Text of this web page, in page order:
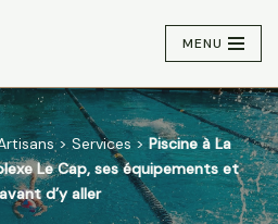
MENU
> Services >Piscine à La
Le Cap, ses équipements et
d’y aller